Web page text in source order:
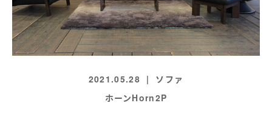
2021.05.28
ソファ
ホーンHorn2P